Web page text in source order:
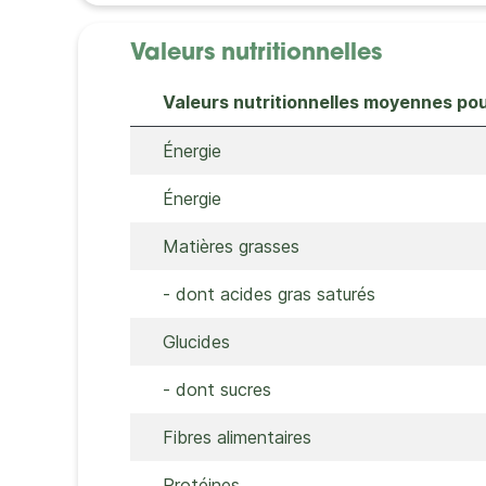
Valeurs nutritionnelles
Valeurs nutritionnelles moyennes
Énergie
Énergie
Matières grasses
- dont acides gras saturés
Glucides
- dont sucres
Fibres alimentaires